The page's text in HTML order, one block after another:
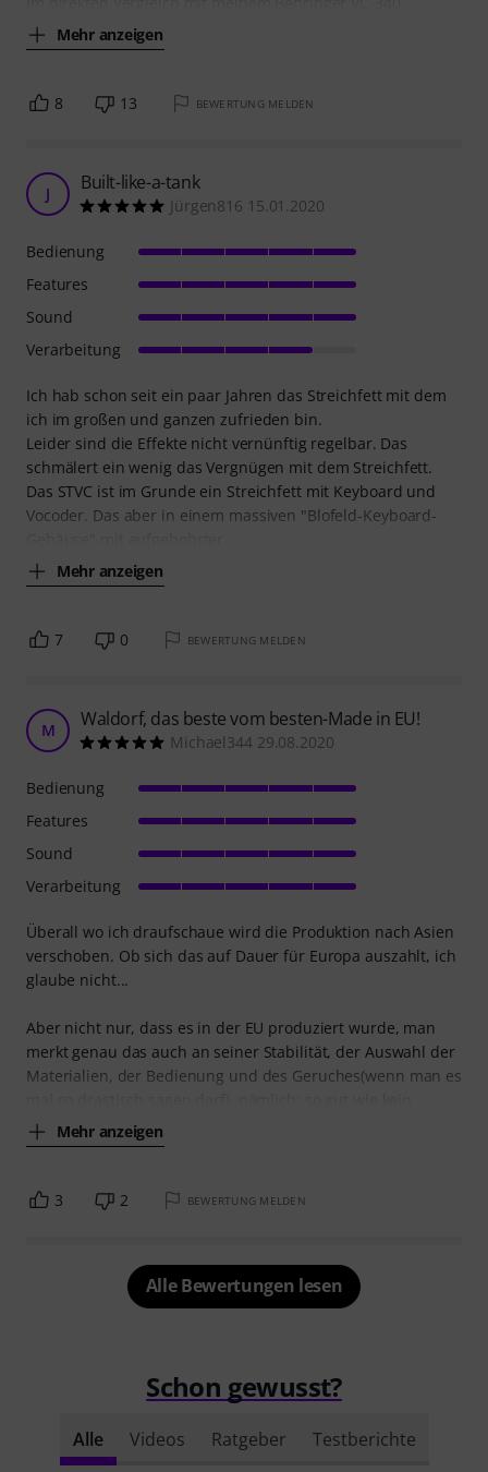
Mehr anzeigen
8 13 BEWERTUNG MELDEN
J Built-like-a-tank
Jürgen816 15.01.2020
Ich hab schon seit ein paar Jahren das Streichfett mit dem
ich im großen und ganzen zufrieden bin.
Leider sind die Effekte nicht vernünftig regelbar. Das
schmälert ein wenig das Vergnügen mit dem Streichfett.
Das STVC ist im Grunde ein Streichfett mit Keyboard und
Vocoder. Das aber in einem massiven "Blofeld-Keyboard-
Mehr anzeigen
Bedienung
Features
Sound
Verarbeitung
7 0 BEWERTUNG MELDEN
M Waldorf, das beste vom besten-Made in EU!
Michael344 29.08.2020
Überall wo ich draufschaue wird die Produktion nach Asien
verschoben. Ob sich das auf Dauer für Europa auszahlt, ich
glaube nicht...
Aber nicht nur, dass es in der EU produziert wurde, man
merkt genau das auch an seiner Stabilität, der Auswahl der
Materialien, der Bedienung und des Geruches(wenn man es
Mehr anzeigen
Bedienung
Features
Sound
Verarbeitung
3 2 BEWERTUNG MELDEN
Alle Bewertungen lesen
Schon gewusst?
Alle Videos Ratgeber Testberichte